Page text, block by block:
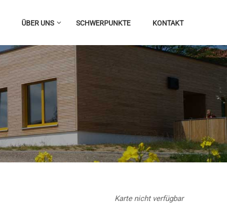
ÜBER UNS SCHWERPUNKTE KONTAKT
Karte nicht verfügbar